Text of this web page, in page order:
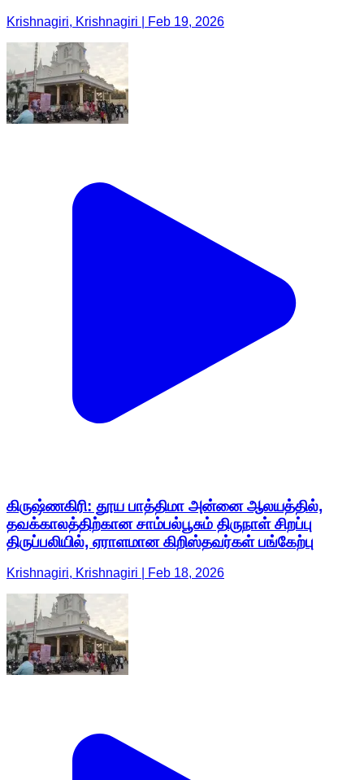
Krishnagiri, Krishnagiri | Feb 19, 2026
கிருஷ்ணகிரி: தூய பாத்திமா அன்னை ஆலயத்தில்,
தவக்காலத்திற்கான சாம்பல்பூசும் திருநாள் சிறப்பு
திருப்பலியில், ஏராளமான கிறிஸ்தவர்கள் பங்கேற்பு
Krishnagiri, Krishnagiri | Feb 18, 2026